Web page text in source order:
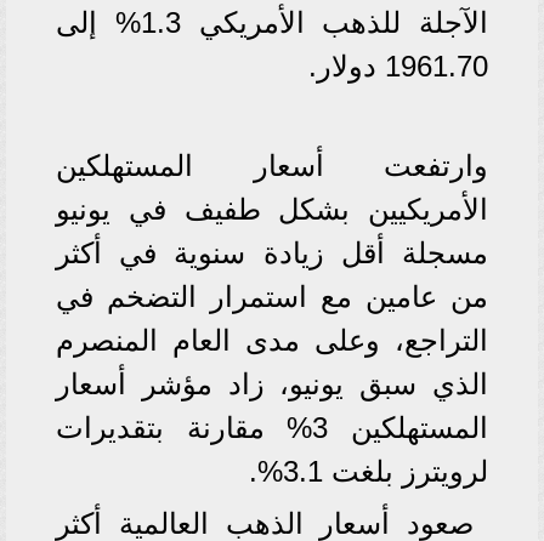
الآجلة للذهب الأمريكي 1.3% إلى
1961.70 دولار.
وارتفعت أسعار المستهلكين
الأمريكيين بشكل طفيف في يونيو
مسجلة أقل زيادة سنوية في أكثر
من عامين مع استمرار التضخم في
التراجع، وعلى مدى العام المنصرم
الذي سبق يونيو، زاد مؤشر أسعار
المستهلكين 3% مقارنة بتقديرات
لرويترز بلغت 3.1%.
صعود أسعار الذهب العالمية أكثر